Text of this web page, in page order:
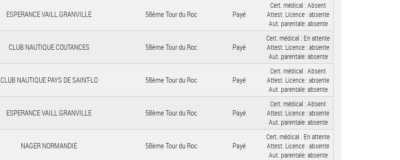
ESPERANCE VAILL.GRANVILLE 58ème Tour du Roc Payé
Cert. médical : Absent
Attest. Licence : absente
Aut. parentale: absente
CLUB NAUTIQUE COUTANCES 58ème Tour du Roc Payé
Cert. médical : En attente
Attest. Licence : absente
Aut. parentale: absente
CLUB NAUTIQUE PAYS DE SAINT-LO 58ème Tour du Roc Payé
Cert. médical : Absent
Attest. Licence : absente
Aut. parentale: absente
ESPERANCE VAILL.GRANVILLE 58ème Tour du Roc Payé
Cert. médical : Absent
Attest. Licence : absente
Aut. parentale: absente
NAGER NORMANDIE 58ème Tour du Roc Payé
Cert. médical : En attente
Attest. Licence : absente
Aut. parentale: absente